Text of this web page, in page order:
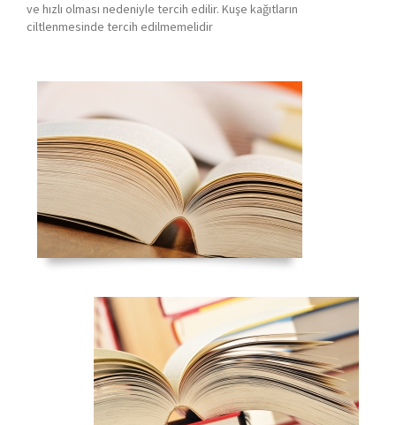
ve hızlı olması nedeniyle tercih edilir. Kuşe kağıtların
ciltlenmesinde tercih edilmemelidir